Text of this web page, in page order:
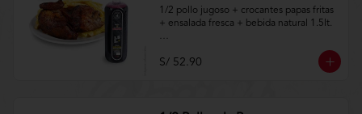
1/2 pollo jugoso + crocantes papas fritas
+ ensalada fresca + bebida natural 1.5lt.
condiciones.https://www.lenaycarbon.co
S/ 52.90